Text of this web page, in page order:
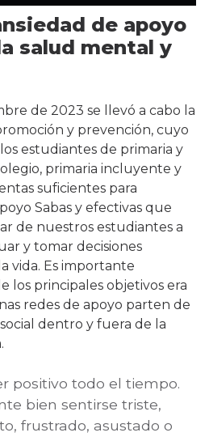
de apoyo
salud mental y
de 2023 se llevó a cabo la
y prevención, cuyo
estudiantes de primaria y
primaria incluyente y
suficientes para
Sabas y efectivas que
de nuestros estudiantes a
y tomar decisiones
vida. Es importante
los principales objetivos era
redes de apoyo parten de
dentro y fuera de la
positivo todo el tiempo.
bien sentirse triste,
frustrado, asustado o